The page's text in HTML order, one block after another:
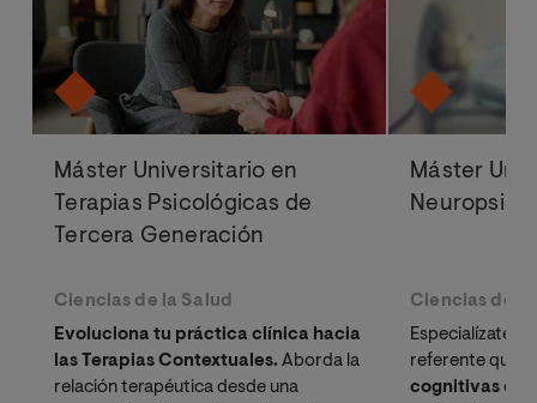
Máster Universitario en
Terapias Psicológicas de
Tercera Generación
Ciencias de la Salud
Evoluciona tu práctica clínica hacia
las Terapias Contextuales. Aborda la
relación terapéutica desde una
Máster
Ciencias de
Especialízate
referente que
cognitivas